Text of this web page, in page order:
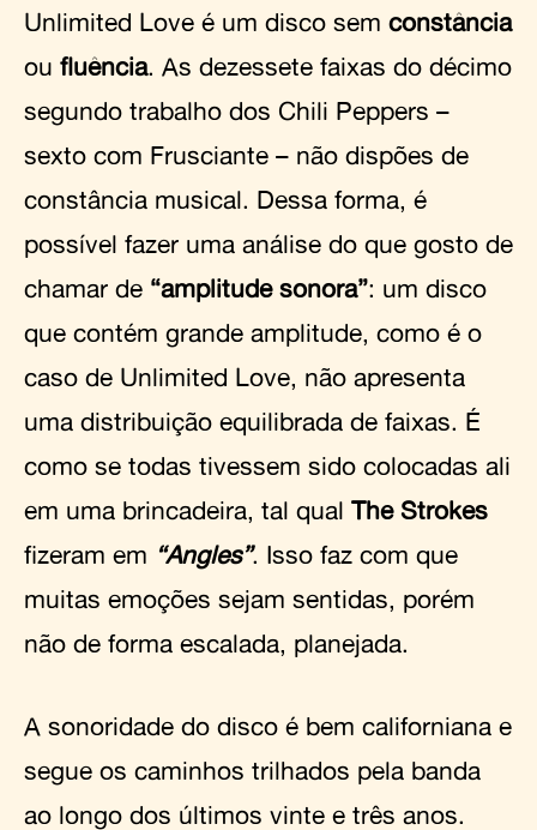
Unlimited Love é um disco sem constância
ou fluência. As dezessete faixas do décimo
segundo trabalho dos Chili Peppers –
sexto com Frusciante – não dispões de
constância musical. Dessa forma, é
possível fazer uma análise do que gosto de
chamar de “amplitude sonora”: um disco
que contém grande amplitude, como é o
caso de Unlimited Love, não apresenta
uma distribuição equilibrada de faixas. É
como se todas tivessem sido colocadas ali
em uma brincadeira, tal qual The Strokes
fizeram em “Angles”. Isso faz com que
muitas emoções sejam sentidas, porém
não de forma escalada, planejada.
A sonoridade do disco é bem californiana e
segue os caminhos trilhados pela banda
ao longo dos últimos vinte e três anos.